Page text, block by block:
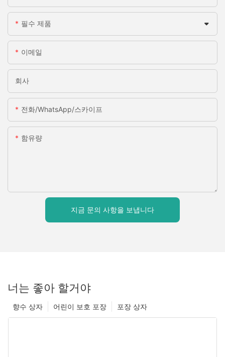
필수 제품
이메일
회사
전화/WhatsApp/스카이프
함유량
지금 문의 사항을 보냅니다
너는 좋아 할거야
포장 상자
어린이 보호 포장
향수 상자